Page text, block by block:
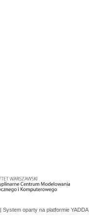
| System oparty na platformie YADDA